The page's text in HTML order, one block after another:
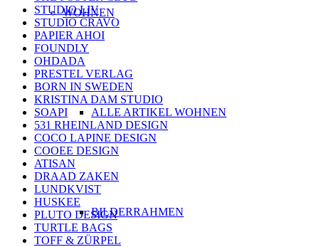
WOHNEN
ALLE ARTIKEL WOHNEN
BILDERRAHMEN
STUDIO LIV
STUDIO CRAVO
PAPIER AHOI
FOUNDLY
OHDADA
PRESTEL VERLAG
BORN IN SWEDEN
KRISTINA DAM STUDIO
SOAPI
531 RHEINLAND DESIGN
COCO LAPINE DESIGN
COOEE DESIGN
ATISAN
DRAAD ZAKEN
LUNDKVIST
HUSKEE
PLUTO DESIGN
TURTLE BAGS
TOFF & ZÜRPEL